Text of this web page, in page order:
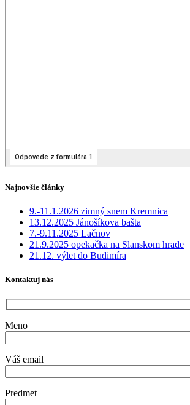
Najnovšie články
9.-11.1.2026 zimný snem Kremnica
13.12.2025 Jánošíkova bašta
7.-9.11.2025 Lačnov
21.9.2025 opekačka na Slanskom hrade
21.12. výlet do Budimíra
Kontaktuj nás
Meno
Váš email
Predmet